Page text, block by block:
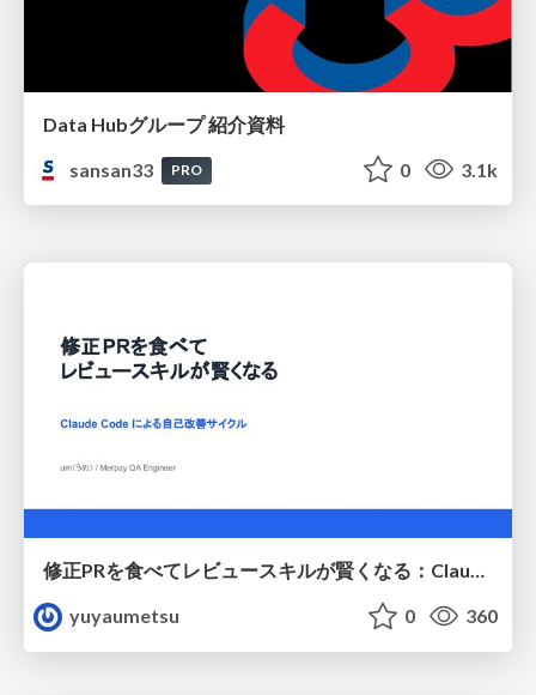
Data Hubグループ 紹介資料
sansan33
PRO 0 3.1k
修正PRを食べてレビュースキルが賢くなる：Claude Codeによる自己改善サイクル
yuyaumetsu
0 360